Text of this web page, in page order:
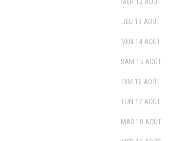
JEU 13 AOÛT
VEN 14 AOÛT
SAM 15 AOÛT
DIM 16 AOÛT
LUN 17 AOÛT
MAR 18 AOÛT